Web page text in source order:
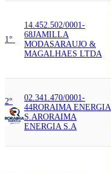
1°
14.452.502/0001-
68JAMILLA
MODASARAUJO &
MAGALHAES LTDA
2°
02.341.470/0001-
44RORAIMA ENERGIA
S.ARORAIMA
ENERGIA S.A